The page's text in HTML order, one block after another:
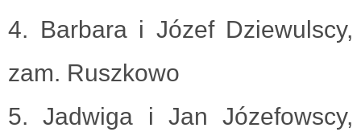
4. Barbara i Józef Dziewulscy,
zam. Ruszkowo
5. Jadwiga i Jan Józefowscy,